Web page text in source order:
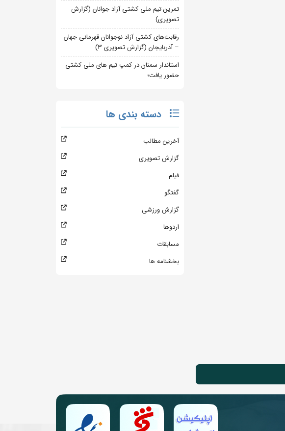
تمرین تیم ملی کشتی آزاد جوانان (گزارش
تصویری)
رقابت‌های کشتی آزاد نوجوانان قهرمانی جهان
– آذربایجان (گزارش تصویری 3)
استاندار سمنان در کمپ تیم های ملی کشتی
حضور یافت؛
دسته بندی ها
آخرین مطالب
گزارش تصویری
فیلم
گفتگو
گزارش ورزشی
اردوها
مسابقات
بخشنامه ها